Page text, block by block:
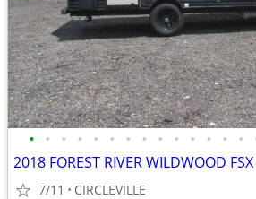
• • • • • • • • • • • • • •
2018 FOREST RIVER WILDWOOD
7/11 CIRCLEVILLE